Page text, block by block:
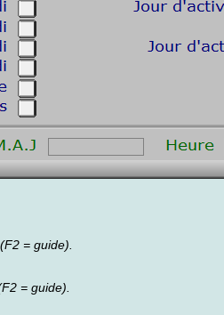
= guide).
= guide).